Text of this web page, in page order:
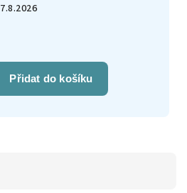
Přidat do košíku
7.8.2026